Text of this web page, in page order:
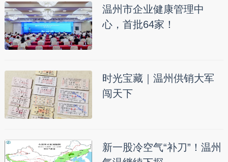
温州市企业健康管理中
心，首批64家！
时光宝藏｜温州供销大军
闯天下
新一股冷空气“补刀”！温州